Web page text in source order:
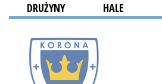
DRUŻYNY HALE